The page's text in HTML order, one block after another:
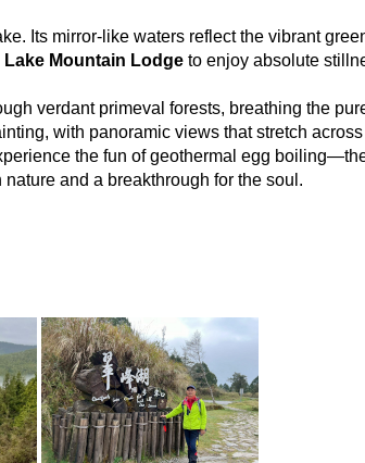
Its mirror-like waters reflect the vibrant
Mountain Lodge to enjoy absolute
verdant primeval forests, breathing the
with panoramic views that stretch
the fun of geothermal egg
and a breakthrough for the soul.